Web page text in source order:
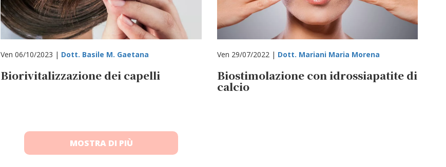
Ven 06/10/2023 | Dott. Basile M. Gaetana
Biorivitalizzazione dei capelli
Ven 29/07/2022 | Dott. Mariani Maria Morena
Biostimolazione con idrossiapatite di
calcio
MOSTRA DI PIÙ